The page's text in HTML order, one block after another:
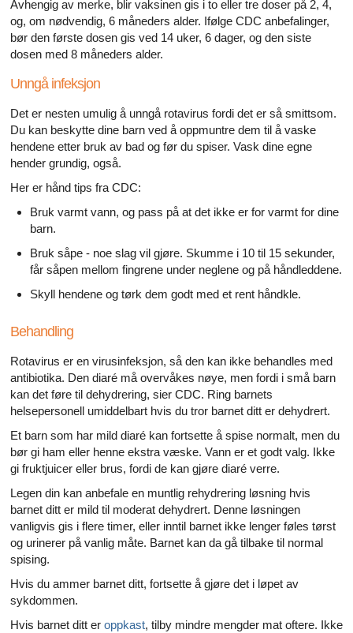
Avhengig av merke, blir vaksinen gis i to eller tre doser på 2, 4,
og, om nødvendig, 6 måneders alder. Ifølge CDC anbefalinger,
bør den første dosen gis ved 14 uker, 6 dager, og den siste
dosen med 8 måneders alder.
Unngå infeksjon
Det er nesten umulig å unngå rotavirus fordi det er så smittsom.
Du kan beskytte dine barn ved å oppmuntre dem til å vaske
hendene etter bruk av bad og før du spiser. Vask dine egne
hender grundig, også.
Her er hånd tips fra CDC:
Bruk varmt vann, og pass på at det ikke er for varmt for dine
barn.
Bruk såpe - noe slag vil gjøre. Skumme i 10 til 15 sekunder,
får såpen mellom fingrene under neglene og på håndleddene.
Skyll hendene og tørk dem godt med et rent håndkle.
Behandling
Rotavirus er en virusinfeksjon, så den kan ikke behandles med
antibiotika. Den diaré må overvåkes nøye, men fordi i små barn
kan det føre til dehydrering, sier CDC. Ring barnets
helsepersonell umiddelbart hvis du tror barnet ditt er dehydrert.
Et barn som har mild diaré kan fortsette å spise normalt, men du
bør gi ham eller henne ekstra væske. Vann er et godt valg. Ikke
gi fruktjuicer eller brus, fordi de kan gjøre diaré verre.
Legen din kan anbefale en muntlig rehydrering løsning hvis
barnet ditt er mild til moderat dehydrert. Denne løsningen
vanligvis gis i flere timer, eller inntil barnet ikke lenger føles tørst
og urinerer på vanlig måte. Barnet kan da gå tilbake til normal
spising.
Hvis du ammer barnet ditt, fortsette å gjøre det i løpet av
sykdommen.
Hvis barnet ditt er oppkast, tilby mindre mengder mat oftere. Ikke